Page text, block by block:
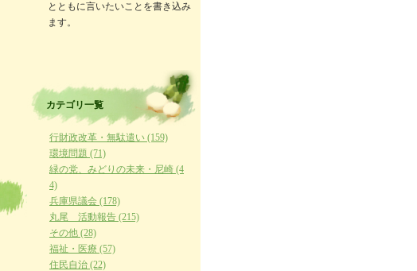
とともに言いたいことを書き込み
ます。
カテゴリ一覧
行財政改革・無駄遣い (159)
環境問題 (71)
緑の党、みどりの未来・尼崎 (4
4)
兵庫県議会 (178)
丸尾 活動報告 (215)
その他 (28)
福祉・医療 (57)
住民自治 (22)